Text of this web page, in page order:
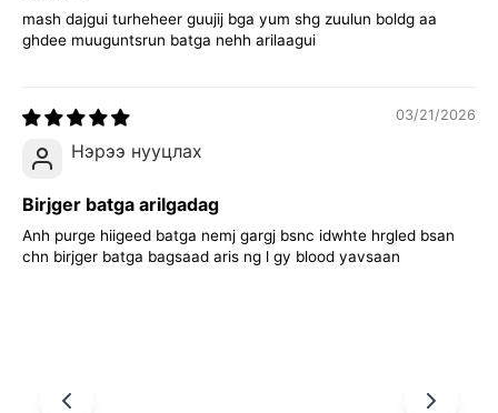
mash dajgui turheheer guujij bga yum shg zuulun boldg aa
ghdee muuguntsrun batga nehh arilaagui
03/21/2026
Нэрээ нууцлах
Birjger batga arilgadag
Anh purge hiigeed batga nemj gargj bsnc idwhte hrgled bsan
chn birjger batga bagsaad aris ng l gy blood yavsaan